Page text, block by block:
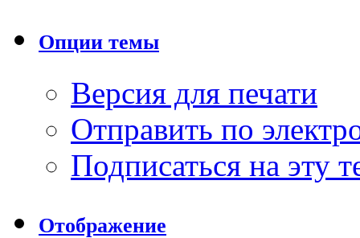
Опции темы
Версия для печати
Отправить по
Подписаться на эту
Отображение